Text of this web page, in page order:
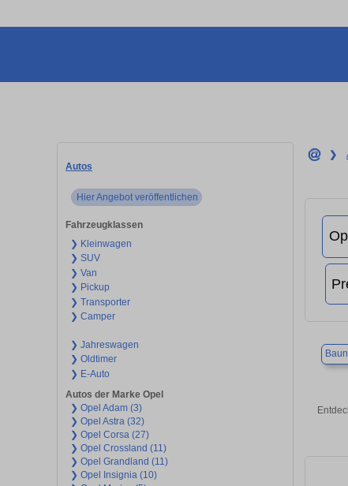
Autos
Hier Angebot veröffentlichen
Fahrzeugklassen
❯ Kleinwagen
❯ SUV
❯ Van
❯ Pickup
❯ Transporter
❯ Camper
❯ Jahreswagen
❯ Oldtimer
❯ E-Auto
Autos der Marke Opel
❯ Opel Adam (3)
❯ Opel Astra (32)
❯ Opel Corsa (27)
❯ Opel Crossland (11)
❯ Opel Grandland (11)
❯ Opel Insignia (10)
❯